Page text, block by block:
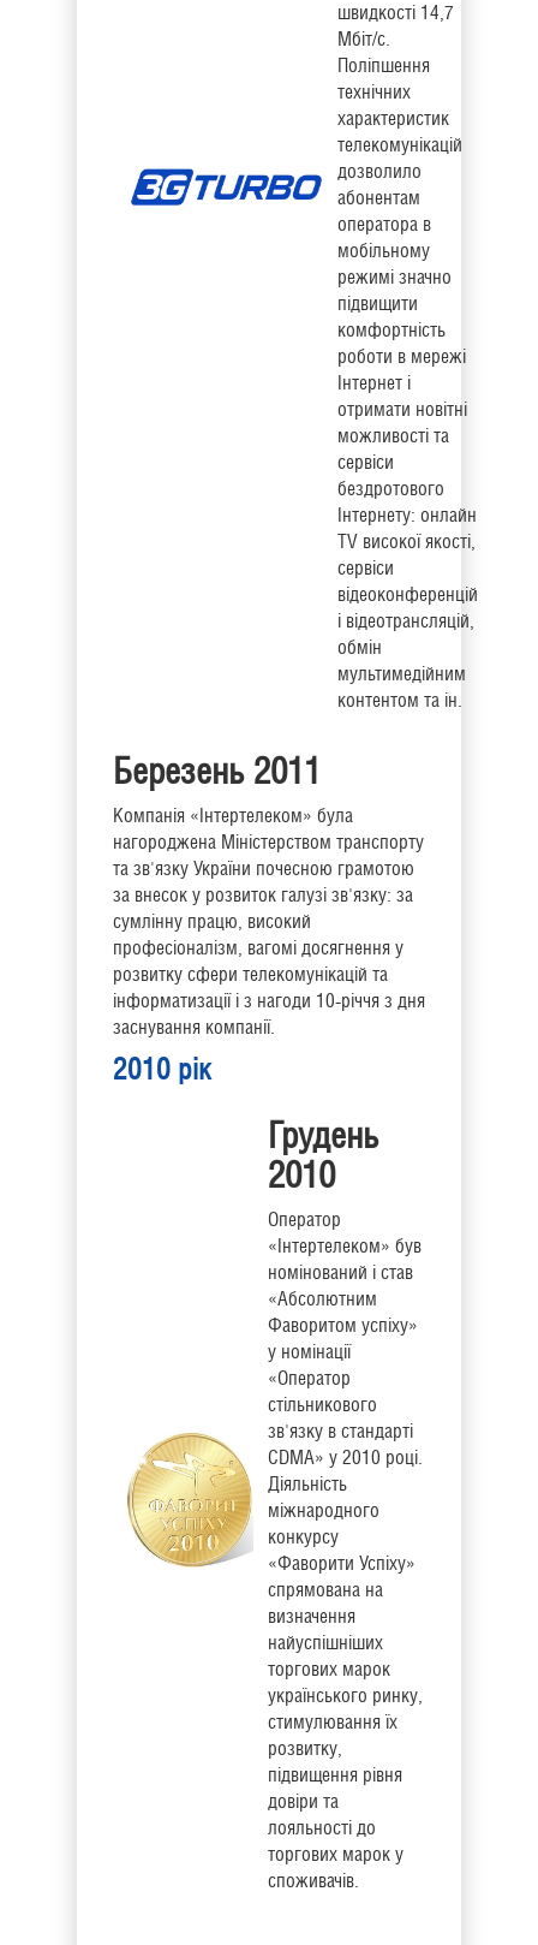
швидкості 14,7
Мбіт/с.
Поліпшення
технічних
характеристик
телекомунікацій
дозволило
абонентам
оператора в
мобільному
режимі значно
підвищити
комфортність
роботи в мережі
Інтернет і
отримати новітні
можливості та
сервіси
бездротового
Інтернету: онлайн
TV високої якості,
сервіси
відеоконференцій
і відеотрансляцій,
обмін
мультимедійним
контентом та ін.
Березень 2011
Компанія «Інтертелеком» була
нагороджена Міністерством транспорту
та зв'язку України почесною грамотою
за внесок у розвиток галузі зв'язку: за
сумлінну працю, високий
професіоналізм, вагомі досягнення у
розвитку сфери телекомунікацій та
інформатизації і з нагоди 10-річчя з дня
заснування компанії.
2010 рік
Грудень
2010
Оператор
«Інтертелеком» був
номінований і став
«Абсолютним
Фаворитом успіху»
у номінації
«Оператор
стільникового
зв'язку в стандарті
CDMA» у 2010 році.
Діяльність
міжнародного
конкурсу
«Фаворити Успіху»
спрямована на
визначення
найуспішніших
торгових марок
українського ринку,
стимулювання їх
розвитку,
підвищення рівня
довіри та
лояльності до
торгових марок у
споживачів.